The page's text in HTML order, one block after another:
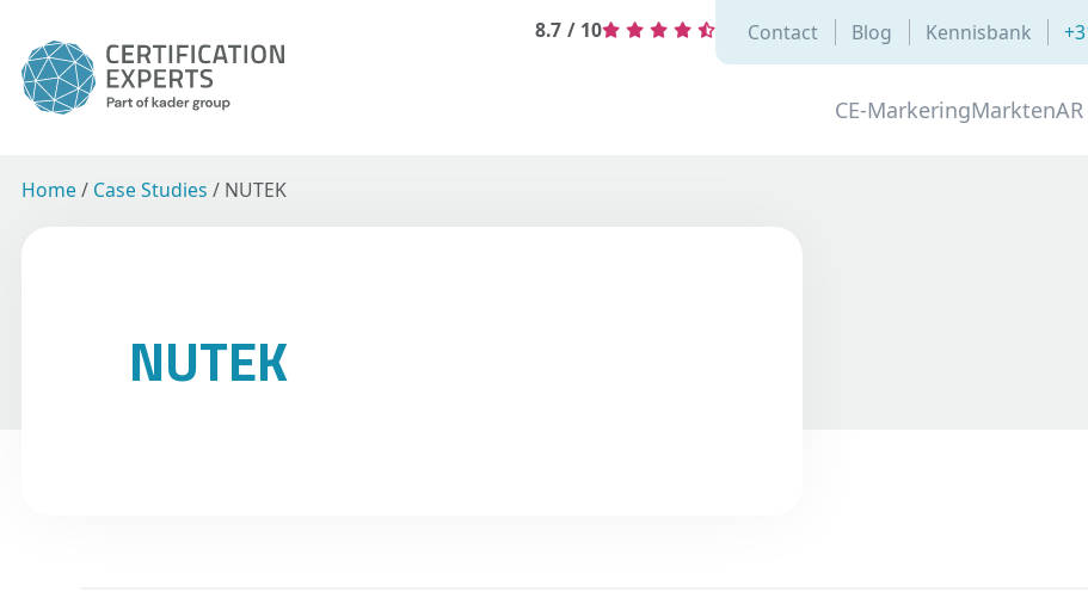
8.7 / 10 Contact Blog Kennisbank
CE-MarkeringMarkten
Home / Case Studies / NUTEK
NUTEK